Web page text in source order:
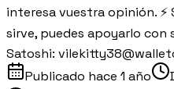
interesa vuestra opinión.
sirve, puedes apoyarlo con
Satoshi:
Publicado hace 1 año